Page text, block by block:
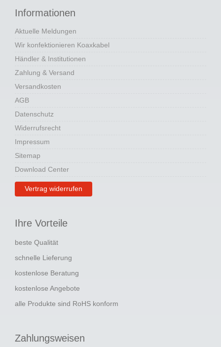
Informationen
Aktuelle Meldungen
Wir konfektionieren Koaxkabel
Händler & Institutionen
Zahlung & Versand
Versandkosten
AGB
Datenschutz
Widerrufsrecht
Impressum
Sitemap
Download Center
Vertrag widerrufen
Ihre Vorteile
beste Qualität
schnelle Lieferung
kostenlose Beratung
kostenlose Angebote
alle Produkte sind RoHS konform
Zahlungsweisen